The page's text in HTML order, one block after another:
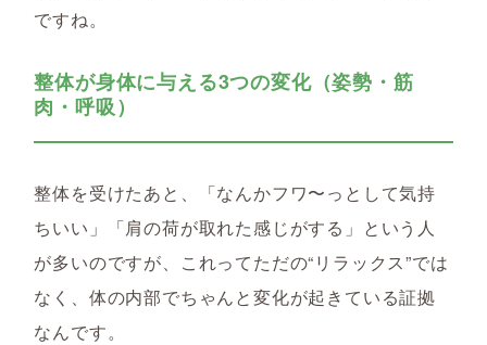
ですね。
整体が身体に与える3つの変化（姿勢・筋
肉・呼吸）
整体を受けたあと、「なんかフワ〜っとして気持
ちいい」「肩の荷が取れた感じがする」という人
が多いのですが、これってただの“リラックス”では
なく、体の内部でちゃんと変化が起きている証拠
なんです。